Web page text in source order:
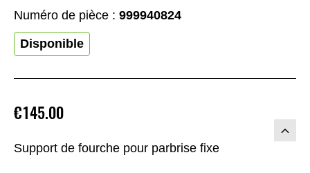
Support de fourche pour parbrise fixe
€145.00
Numéro de pièce : 999940824
Disponible